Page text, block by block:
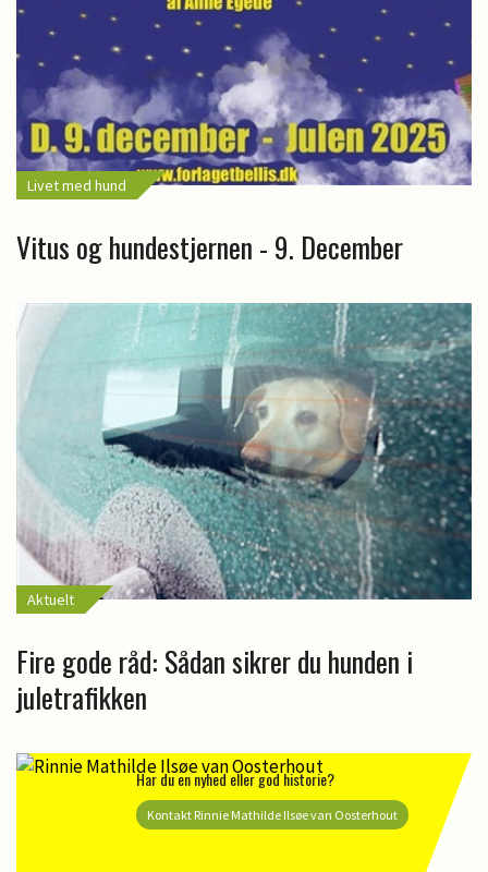
Livet med hund
Vitus og hundestjernen - 9. December
Aktuelt
Fire gode råd: Sådan sikrer du hunden i
juletrafikken
Har du en nyhed eller god historie?
Kontakt Rinnie Mathilde Ilsøe van Oosterhout